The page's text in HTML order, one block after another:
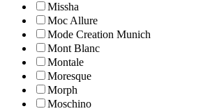
Missha
Moc Allure
Mode Creation Munich
Mont Blanc
Montale
Moresque
Morph
Moschino